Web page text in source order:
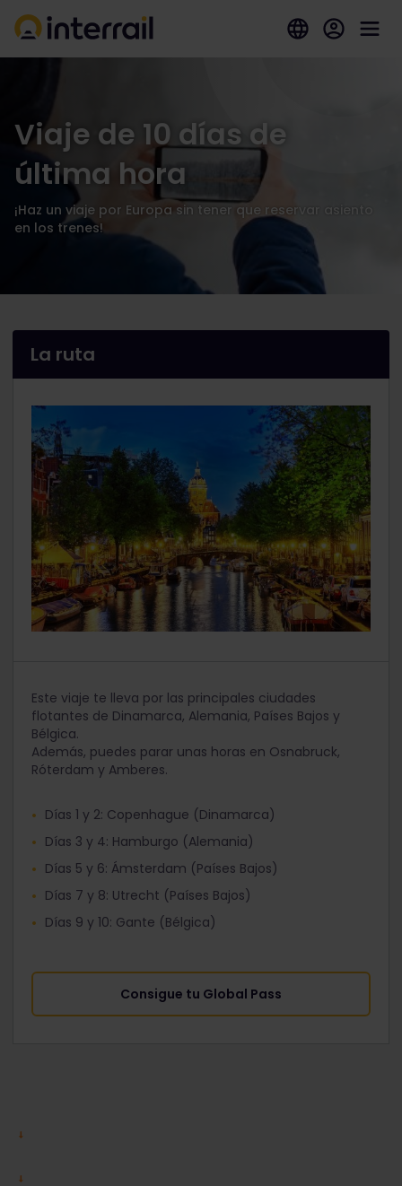
Viaje de 10 días de
última hora
¡Haz un viaje por Europa sin tener que reservar asiento
en los trenes!
La ruta
Este viaje te lleva por las principales ciudades
flotantes de Dinamarca, Alemania, Países Bajos y
Bélgica.
Además, puedes parar unas horas en Osnabruck,
Róterdam y Amberes.
Días 1 y 2: Copenhague (Dinamarca)
Días 3 y 4: Hamburgo (Alemania)
Días 5 y 6: Ámsterdam (Países Bajos)
Días 7 y 8: Utrecht (Países Bajos)
Días 9 y 10: Gante (Bélgica)
Consigue tu Global Pass